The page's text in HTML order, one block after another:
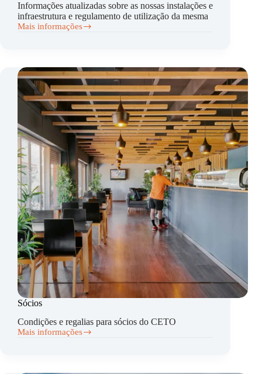
Informações atualizadas sobre as nossas instalações e
infraestrutura e regulamento de utilização da mesma
Mais informações
Instalações
Sócios
Condições e regalias para sócios do CETO
Mais informações
Sócios